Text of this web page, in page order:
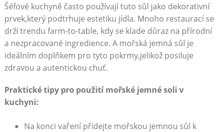
Šéfové kuchyně často používají tuto sůl jako dekorativní
prvek,který podtrhuje estetiku jídla. Mnoho restaurací se
drží trendu farm-to-table, kdy se klade důraz na přírodní
a nezpracované ingredience. A mořská jemná sůl je
ideálním doplňkem pro tyto pokrmy,jelikož posiluje
zdravou a autentickou chuť.
Praktické tipy pro použití mořské jemné soli v
kuchyni:
Na konci vaření přidejte mořskou jemnou sůl k